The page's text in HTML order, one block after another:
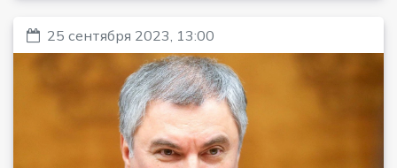
25 сентября 2023, 13:00